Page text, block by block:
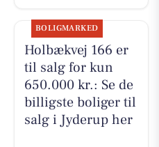
BOLIGMARKED
Holbækvej 166 er
til salg for kun
650.000 kr.: Se de
billigste boliger til
salg i Jyderup her